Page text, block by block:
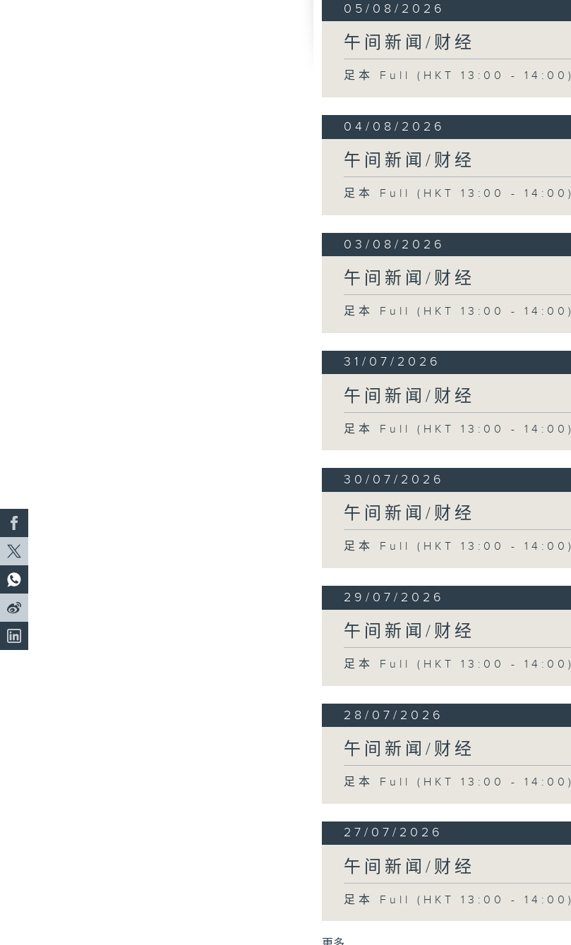
05/08/2026
午间新闻/财经
足本 Full (HKT 13:00 - 14:00)
04/08/2026
午间新闻/财经
足本 Full (HKT 13:00 - 14:00)
03/08/2026
午间新闻/财经
足本 Full (HKT 13:00 - 14:00)
31/07/2026
午间新闻/财经
足本 Full (HKT 13:00 - 14:00)
30/07/2026
午间新闻/财经
足本 Full (HKT 13:00 - 14:00)
29/07/2026
午间新闻/财经
足本 Full (HKT 13:00 - 14:00)
28/07/2026
午间新闻/财经
足本 Full (HKT 13:00 - 14:00)
27/07/2026
午间新闻/财经
足本 Full (HKT 13:00 - 14:00)